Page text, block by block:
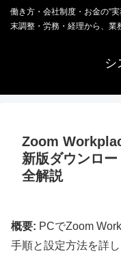
働き方・会社制度・お金の“
末調整・労務・経理から、業
シ
Zoom
新版ダウンロ
全解説
概要: PCでZoom
手順と設定方法を詳